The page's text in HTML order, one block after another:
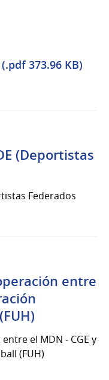
373.96 KB)
(Deportistas
Federados
entre
el MDN - CGE y
(FUH)